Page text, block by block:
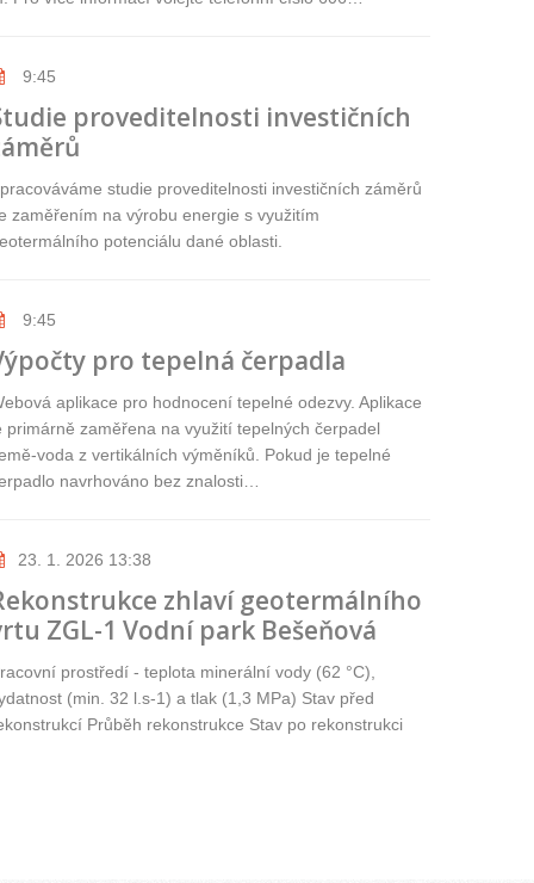
9:45
proveditelnosti investičních
studie proveditelnosti investičních záměrů
zaměřením na výrobu energie s využitím
potenciálu dané oblasti.
9:45
pro tepelná čerpadla
aplikace pro hodnocení tepelné odezvy. Aplikace
primárně zaměřena na využití tepelných čerpadel
voda z vertikálních výměníků. Pokud je tepelné
navrhováno bez znalosti…
23. 1. 2026 13:38
zhlaví geotermálního
ZGL-1 Vodní park Bešeňová
prostředí - teplota minerální vody (62 °C),
(min. 32 l.s-1) a tlak (1,3 MPa) Stav před
Průběh rekonstrukce Stav po rekonstrukci